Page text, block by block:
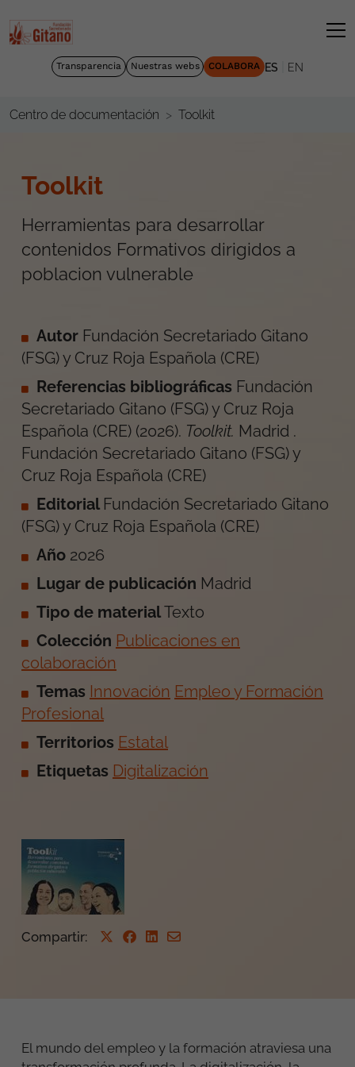
Transparencia Nuestras webs COLABORA ES EN
Centro de documentación Toolkit
Toolkit
Herramientas para desarrollar
contenidos Formativos dirigidos a
poblacion vulnerable
Autor Fundación Secretariado Gitano
(FSG) y Cruz Roja Española (CRE)
Referencias bibliográficas Fundación
Secretariado Gitano (FSG) y Cruz Roja
Española (CRE) (2026). Toolkit. Madrid .
Fundación Secretariado Gitano (FSG) y
Cruz Roja Española (CRE)
Editorial Fundación Secretariado Gitano
(FSG) y Cruz Roja Española (CRE)
Año 2026
Lugar de publicación Madrid
Tipo de material Texto
Colección Publicaciones en
colaboración
Temas Innovación Empleo y Formación
Profesional
Territorios Estatal
Etiquetas Digitalización
Compartir:
El mundo del empleo y la formación atraviesa una